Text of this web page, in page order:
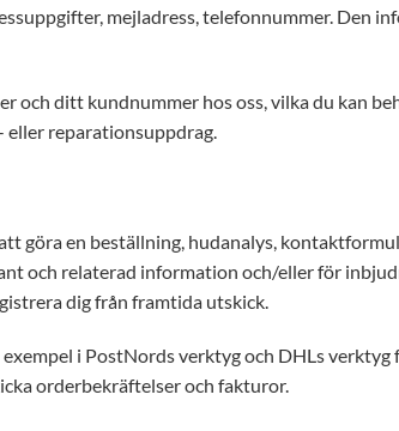
mejladress, telefonnummer. Den
och ditt kundnummer hos oss, vilka du kan
eller reparationsuppdrag.
göra en beställning, hudanalys,
och relaterad information och/eller för
dig från framtida utskick.
i PostNords verktyg och DHLs
orderbekräftelser och fakturor.